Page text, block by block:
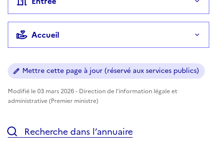
Accueil
Mettre cette page à jour (réservé aux services publics)
Modifié le 03 mars 2026 - Direction de l'information légale et
administrative (Premier ministre)
Recherche dans l’annuaire